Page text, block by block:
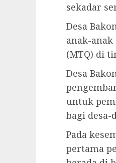
sekadar
Desa
anak-
(MTQ) di
Desa
untuk
bagi desa-
Pada
pertama